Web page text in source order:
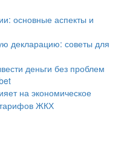
основные аспекты и
декларацию: советы для
деньги без проблем
на экономическое
тарифов ЖКХ